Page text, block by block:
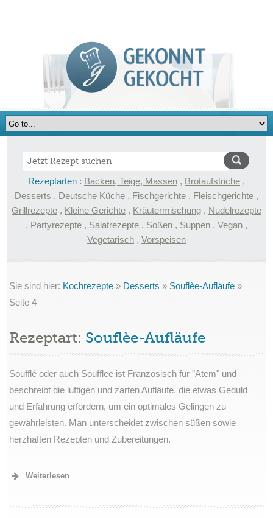
Rezeptarten : Backen, Teige, Massen , Brotaufstriche ,
Desserts , Deutsche Küche , Fischgerichte , Fleischgerichte ,
Grillrezepte , Kleine Gerichte , Kräutermischung , Nudelrezepte
, Partyrezepte , Salatrezepte , Soßen , Suppen , Vegan ,
Vegetarisch , Vorspeisen
Sie sind hier: Kochrezepte » Desserts » Souflèe-Aufläufe »
Seite 4
Rezeptart: Souflèe-Aufläufe
Soufflé oder auch Soufflee ist Französisch für "Atem" und
beschreibt die luftigen und zarten Aufläufe, die etwas Geduld
und Erfahrung erfordern, um ein optimales Gelingen zu
gewährleisten. Man unterscheidet zwischen süßen sowie
herzhaften Rezepten und Zubereitungen.
Weiterlesen